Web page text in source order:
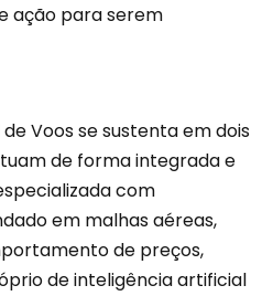
ação para serem
Voos se sustenta em dois
de forma integrada e
com
em malhas aéreas,
de preços,
de inteligência artificial